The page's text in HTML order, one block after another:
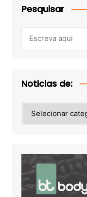
Pesquisar
Noticias de:
de: